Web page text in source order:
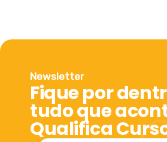
Newsletter
Fique por
tudo que
Qualifica